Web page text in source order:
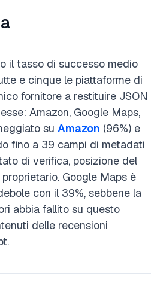
il tasso di successo medio
e cinque le piattaforme di
fornitore a restituire JSON
Amazon, Google Maps,
su Amazon (96%) e
fino a 39 campi di metadati
di verifica, posizione del
Google Maps è
con il 39%, sebbene la
abbia fallito su questo
delle recensioni